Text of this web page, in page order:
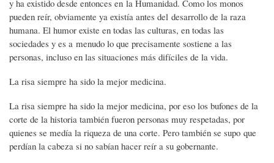
y ha existido desde entonces en la Humanidad. Como los monos
pueden reír, obviamente ya existía antes del desarrollo de la raza
humana. El humor existe en todas las culturas, en todas las
sociedades y es a menudo lo que precisamente sostiene a las
personas, incluso en las situaciones más difíciles de la vida.
La risa siempre ha sido la mejor medicina.
La risa siempre ha sido la mejor medicina, por eso los bufones de la
corte de la historia también fueron personas muy respetadas, por
quienes se medía la riqueza de una corte. Pero también se supo que
perdían la cabeza si no sabían hacer reír a su gobernante.